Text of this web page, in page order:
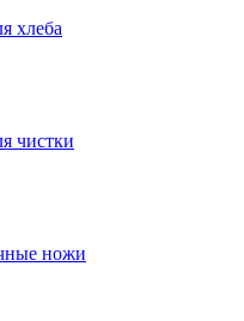
хлеба
чистки
ножи